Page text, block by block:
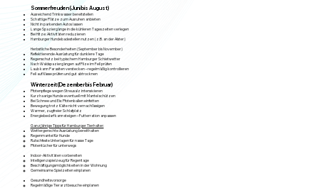
Sommerfreuden (Juni bis August)
Ausreichend Trinkwasser bereitstellen
Schattige Plätze zum Ausruhen anbieten
Nicht in parkenden Autos lassen
Lange Spaziergänge in die kühleren Tageszeiten verlegen
Bei Hitze: Aktivitäten reduzieren
Hamburger Hundebadestellen nutzen (z.B. an der Alster)
Herbstliche Besonderheiten (September bis November)
Reflektierende Ausrüstung für dunklere Tage
Regenschutz bei typischem Hamburger Schietwetter
Nach Waldspaziergängen auf Pilze im Fell prüfen
Laub kann Parasiten verstecken – regelmäßig kontrollieren
Fell auf Nässe prüfen und gut abtrocknen
Winterzeit (Dezember bis Februar)
Pfotenpflege wegen Streusalz intensivieren
Kurzhaarige Hunde eventuell mit Mantel schützen
Bei Schnee und Eis: Pfotenballen einfetten
Bewegung trotz Kälte nicht vernachlässigen
Warmer, zugfreier Schlafplatz
Energiebedarf kann steigen – Futterration anpassen
Ganzjährige Tipps für Hamburger Tierhalter:
Wettergerechte Ausrüstung bereithalten
Regenmantel für Hunde
Rutschfeste Unterlagen für nasse Tage
Pfotentücher für unterwegs
Indoor-Aktivitäten vorbereiten
Intelligenzspielzeug für Regentage
Beschäftigungsmöglichkeiten in der Wohnung
Gemeinsame Spielzeiten einplanen
Gesundheitsvorsorge
Regelmäßige Tierarztbesuche einplanen